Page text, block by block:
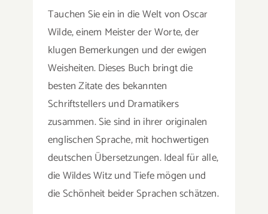
Tauchen Sie ein in die Welt von Oscar
Wilde, einem Meister der Worte, der
klugen Bemerkungen und der ewigen
Weisheiten. Dieses Buch bringt die
besten Zitate des bekannten
Schriftstellers und Dramatikers
zusammen. Sie sind in ihrer originalen
englischen Sprache, mit hochwertigen
deutschen Übersetzungen. Ideal für alle,
die Wildes Witz und Tiefe mögen und
die Schönheit beider Sprachen schätzen.